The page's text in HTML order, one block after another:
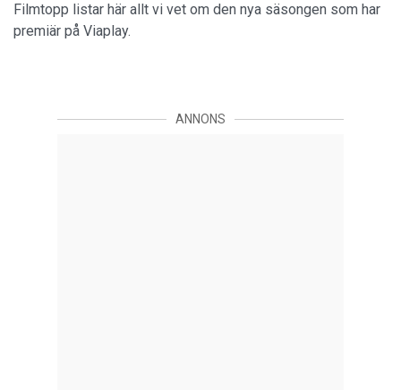
Filmtopp listar här allt vi vet om den nya säsongen som har
premiär på Viaplay.
ANNONS